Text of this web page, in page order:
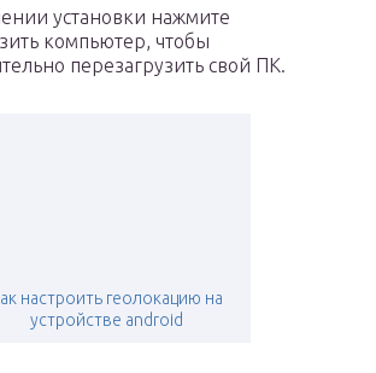
установки нажмите
компьютер, чтобы
перезагрузить свой ПК.
настроить геолокацию на
устройстве android